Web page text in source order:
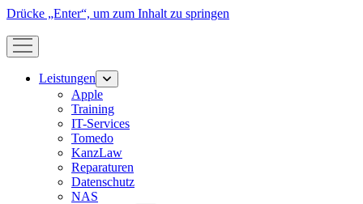
Drücke „Enter“, um zum Inhalt zu springen
Menü
öffnen
Leistungen
Menü
öffnen
Apple
Training
IT-Services
Tomedo
KanzLaw
Reparaturen
Datenschutz
NAS